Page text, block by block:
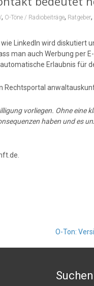
, O-Töne / Radiobeiträge, Ratgeber,
LinkedIn wird diskutiert
man auch Werbung per
Erlaubnis für
Rechtsportal
vorliegen. Ohne eine
haben und es
O-Ton: